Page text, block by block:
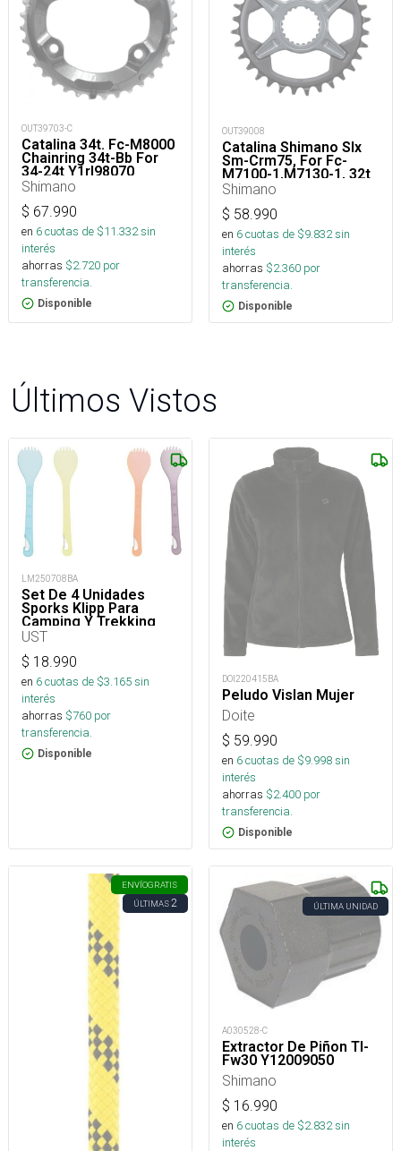
OUT39703-C
Catalina 34t. Fc-M8000
Chainring 34t-Bb For
34-24t Y1rl98070
Shimano
$ 67.990
en 6cuotas de $11.332sin
interés
ahorras $2.720 por
transferencia.
Disponible
OUT39008
Catalina Shimano Slx
Sm-Crm75, For Fc-
M7100-1,M7130-1, 32t
For Chain Line
Shimano
$ 58.990
en 6cuotas de $9.832sin
interés
ahorras $2.360 por
transferencia.
Disponible
Últimos Vistos
LM250708BA
Set De 4 Unidades
Sporks Klipp Para
Camping Y Trekking
UST
$ 18.990
en 6cuotas de $3.165sin
interés
ahorras $760 por
transferencia.
Disponible
DOI220415BA
Peludo Vislan Mujer
Doite
$ 59.990
en 6cuotas de $9.998sin
interés
ahorras $2.400 por
transferencia.
Disponible
ENVÍOGRATIS
ÚLTIMAS2 ÚLTIMA UNIDAD
A030528-C
Extractor De Piñon Tl-
Fw30 Y12009050
Shimano
$ 16.990
en 6cuotas de $2.832sin
interés